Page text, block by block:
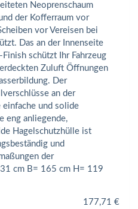
Neoprenschaum
der Kofferraum vor
vor Vereisen bei
Das an der Innenseite
schützt Ihr Fahrzeug
Zuluft Öffnungen
Der
an der
und solide
eng anliegende,
Hagelschutzhülle ist
und
der
cm B= 165 cm H= 119
177,71 €